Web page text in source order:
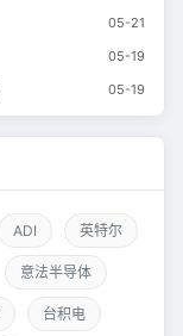
05-21
05-19
05-19
ADI 英特尔
意法半导体
台积电